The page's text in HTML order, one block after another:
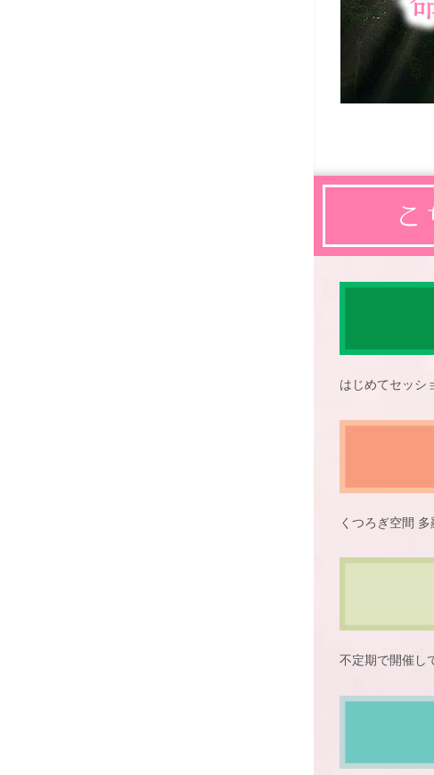
はじめてセッシ
くつろぎ空間
不定期で開催し